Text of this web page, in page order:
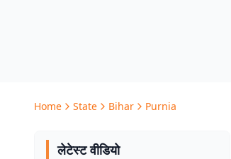
Home State Bihar Purnia
लेटेस्ट वीडियो